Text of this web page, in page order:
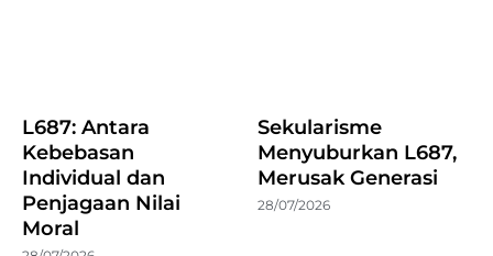
L687: Antara
Kebebasan
Individual dan
Penjagaan Nilai
Moral
Sekularisme
Menyuburkan L687,
Merusak Generasi
28/07/2026